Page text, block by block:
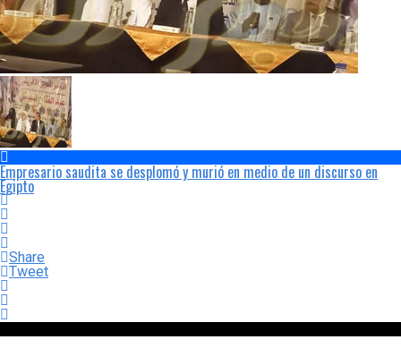
Empresario saudita se desplomó y murió en medio de un discurso en
Egipto
Share
Tweet